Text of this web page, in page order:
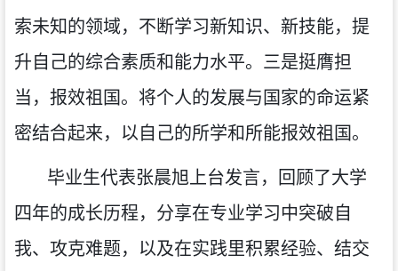
索未知的领域，不断学习新知识、新技能，提
升自己的综合素质和能力水平。三是挺膺担
当，报效祖国。将个人的发展与国家的命运紧
密结合起来，以自己的所学和所能报效祖国。
毕业生代表张晨旭上台发言，回顾了大学
四年的成长历程，分享在专业学习中突破自
我、攻克难题，以及在实践里积累经验、 结交